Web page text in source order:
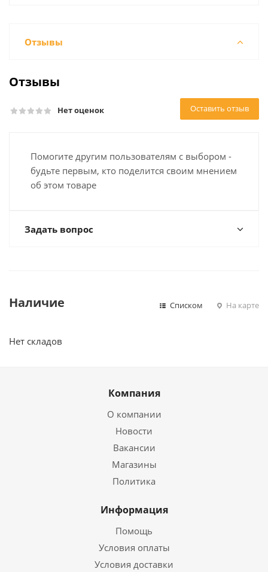
Отзывы
Отзывы
Нет оценок Оставить отзыв
Помогите другим пользователям с выбором -
будьте первым, кто поделится своим мнением
об этом товаре
Задать вопрос
Наличие Списком На карте
Нет складов
Компания
О компании
Новости
Вакансии
Магазины
Политика
Информация
Помощь
Условия оплаты
Условия доставки